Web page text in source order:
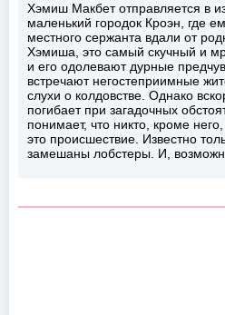
Хэмиш Макбет отправляется в
маленький городок Кроэн, где
местного сержанта вдали от
Хэмиша, это самый скучный и
и его одолевают дурные
встречают негостеприимные
слухи о колдовстве. Однако
погибает при загадочных
понимает, что никто, кроме
это происшествие. Известно
замешаны лобстеры. И,